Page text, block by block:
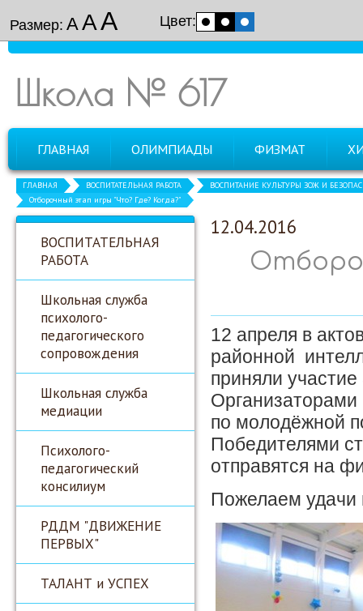
Размер: ААА Цвет:
Школа № 617
ГЛАВНАЯ ОЛИМПИАДЫ ФИЗМАТ
ГЛАВНАЯ ВОСПИТАТЕЛЬНАЯ РАБОТА
ВОСПИТАНИЕ КУЛЬТУРЫ ЗОЖ И
Отборочный этап игры "Что? Где? Когда?"
ВОСПИТАТЕЛЬНАЯ
РАБОТА
Школьная служба
психолого-
педагогического
сопровождения
Школьная служба
медиации
Психолого-
педагогический
консилиум
РДДМ "ДВИЖЕНИЕ
ПЕРВЫХ"
ТАЛАНТ и УСПЕХ
12.04.2016
12 апреля в
районной
приняли
по молодёжной
Победителями
отправятся на
Пожелаем